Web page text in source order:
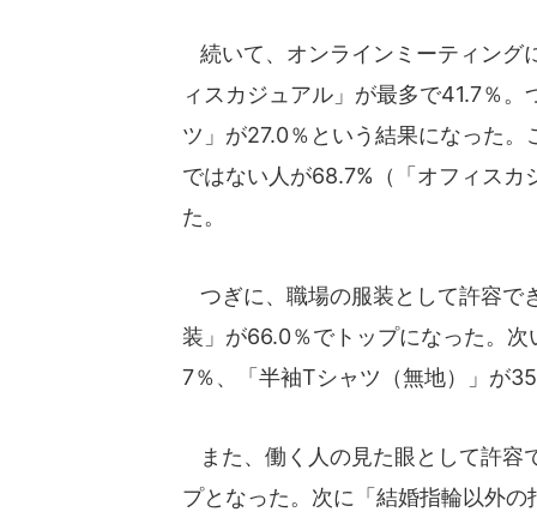
続いて、オンラインミーティング
ィスカジュアル」が最多で41.7％
ツ」が27.0％という結果になった
ではない人が68.7%（「オフィス
た。
つぎに、職場の服装として許容で
装」が66.0％でトップになった。
7％、「半袖Tシャツ（無地）」が
また、働く人の見た眼として許容
プとなった。次に「結婚指輪以外